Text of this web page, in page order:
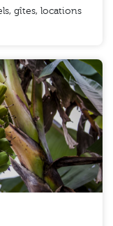
gîtes, locations